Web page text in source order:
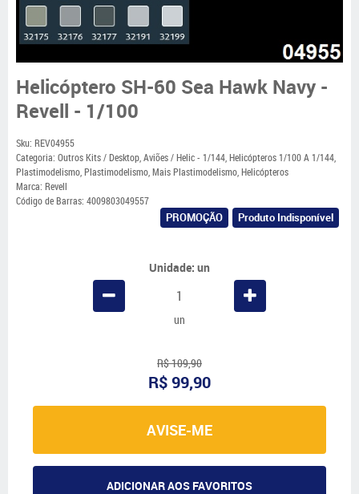
Helicóptero SH-60 Sea Hawk Navy -
Revell - 1/100
Sku: REV04955
Categoria: Outros Kits / Desktop,Aviões / Helic - 1/144,Helicópteros 1/100 A 1/144,
Plastimodelismo,Plastimodelismo,Mais Plastimodelismo,Helicópteros
Marca: Revell
Código de Barras: 4009803049557
PROMOÇÃO Produto Indisponível
Unidade: un
un
R$ 109,90
R$ 99,90
AVISE-ME
ADICIONAR AOS FAVORITOS